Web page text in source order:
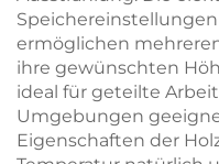
ermöglichen
ihre gewünschten
ideal für geteilte
Umgebungen
Eigenschaften der